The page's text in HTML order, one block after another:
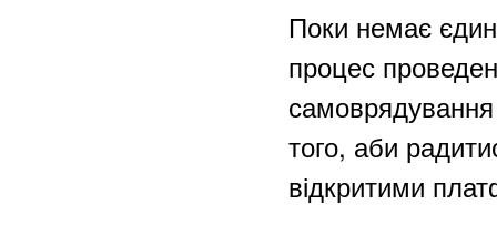
Поки немає
процес
того, аби
відкритими